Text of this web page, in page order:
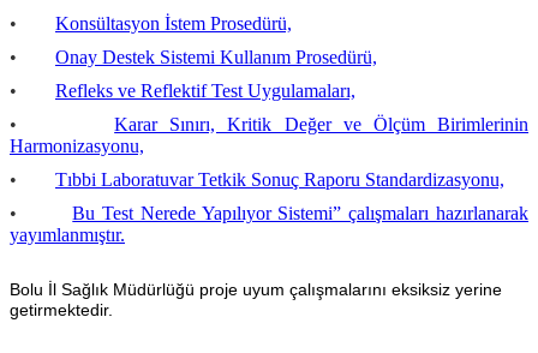
• Konsültasyon İstem Prosedürü,
• Onay Destek Sistemi Kullanım Prosedürü,
• Refleks ve Reflektif Test Uygulamaları,
•Karar Sınırı, Kritik Değer ve Ölçüm Birimlerinin
Harmonizasyonu,
• Tıbbi Laboratuvar Tetkik Sonuç Raporu Standardizasyonu,
•Bu Test Nerede Yapılıyor Sistemi” çalışmaları hazırlanarak
yayımlanmıştır.
Bolu İl Sağlık Müdürlüğü proje uyum çalışmalarını eksiksiz yerine
getirmektedir.